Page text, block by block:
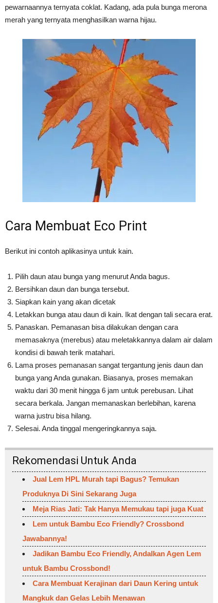
pewarnaannya ternyata coklat. Kadang, ada pula bunga merona
merah yang ternyata menghasilkan warna hijau.
Cara Membuat Eco Print
Berikut ini contoh aplikasinya untuk kain.
Pilih daun atau bunga yang menurut Anda bagus.
Bersihkan daun dan bunga tersebut.
Siapkan kain yang akan dicetak
Letakkan bunga atau daun di kain. Ikat dengan tali secara erat.
Panaskan. Pemanasan bisa dilakukan dengan cara
memasaknya (merebus) atau meletakkannya dalam air dalam
kondisi di bawah terik matahari.
Lama proses pemanasan sangat tergantung jenis daun dan
bunga yang Anda gunakan. Biasanya, proses memakan
waktu dari 30 menit hingga 6 jam untuk perebusan. Lihat
secara berkala. Jangan memanaskan berlebihan, karena
warna justru bisa hilang.
Selesai. Anda tinggal mengeringkannya saja.
Rekomendasi Untuk Anda
Jual Lem HPL Murah tapi Bagus? Temukan
Produknya Di Sini Sekarang Juga
Meja Rias Jati: Tak Hanya Memukau tapi juga Kuat
Lem untuk Bambu Eco Friendly? Crossbond
Jawabannya!
Jadikan Bambu Eco Friendly, Andalkan Agen Lem
untuk Bambu Crossbond!
Cara Membuat Kerajinan dari Daun Kering untuk
Mangkuk dan Gelas Lebih Menawan